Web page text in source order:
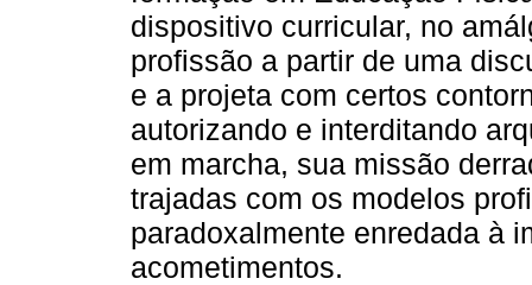
dispositivo curricular, no
profissão a partir de uma
e a projeta com certos
autorizando e interditando
em marcha, sua missão
trajadas com os modelos
paradoxalmente enredada à
acometimentos.